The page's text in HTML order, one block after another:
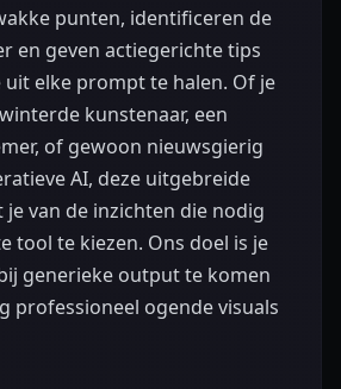
punten, identificeren de
en geven actiegerichte tips
uit elke prompt te halen. Of je
kunstenaar, een
of gewoon nieuwsgierig
AI, deze uitgebreide
van de inzichten die nodig
tool te kiezen. Ons doel is je
generieke output te komen
professioneel ogende visuals